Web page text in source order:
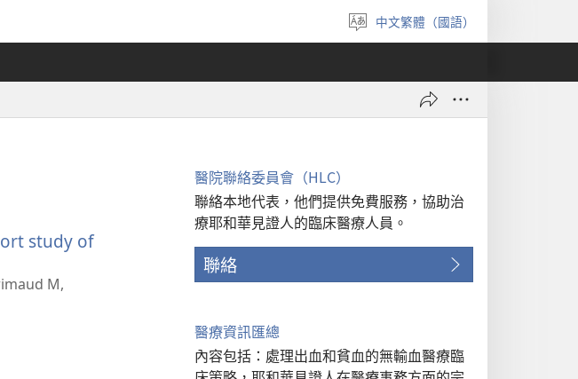
選
擇
言
中文繁體（國語）
study of
M,
醫院聯絡委員會（HLC）
聯絡本地代表，他們提供免費服務，協助治
療耶和華見證人的臨床醫療人員。
聯絡
醫療資訊匯總
內容包括：處理出血和貧血的無輸血醫療臨